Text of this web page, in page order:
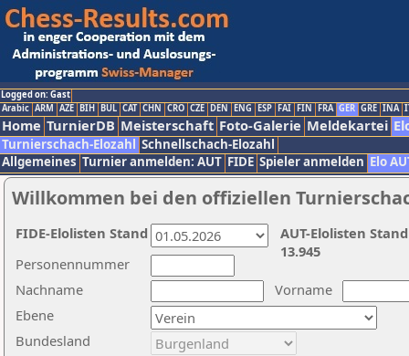
Logged on: Gast
Arabic ARM AZE BIH BUL CAT CHN CRO CZE DEN ENG ESP FAI FIN FRA GER GRE INA
Home TurnierDB Meisterschaft Foto-Galerie Meldekartei
Turnierschach-Elozahl Schnellschach-Elozahl
Allgemeines Turnier anmelden: AUT FIDE Spieler anmelden Elo
Willkommen bei den offiziellen
Nachname
Vorname
Ebene
Personennummer
Bundesland
AUT-Elolisten
13.945
FIDE-Elolisten Stand